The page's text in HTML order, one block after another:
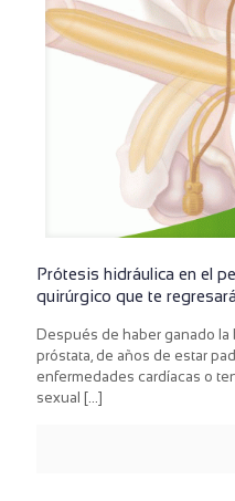
Prótesis hidráulica en el
quirúrgico que te
Después de haber ganado la
próstata, de años de estar
enfermedades cardíacas o
sexual […]